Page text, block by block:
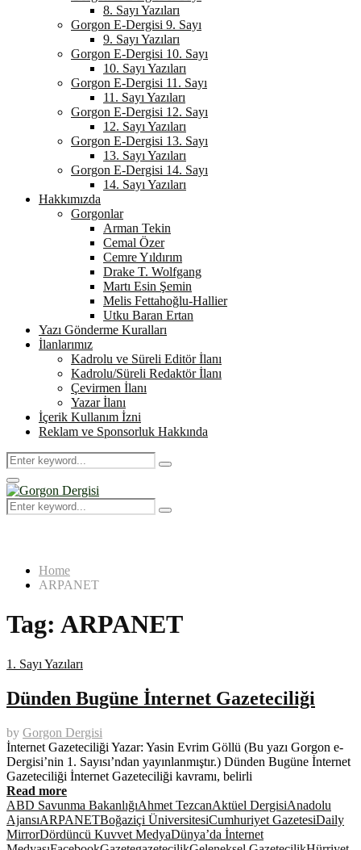
8. Sayı Yazıları
Gorgon E-Dergisi 9. Sayı
9. Sayı Yazıları
Gorgon E-Dergisi 10. Sayı
10. Sayı Yazıları
Gorgon E-Dergisi 11. Sayı
11. Sayı Yazıları
Gorgon E-Dergisi 12. Sayı
12. Sayı Yazıları
Gorgon E-Dergisi 13. Sayı
13. Sayı Yazıları
Gorgon E-Dergisi 14. Sayı
14. Sayı Yazıları
Hakkımızda
Gorgonlar
Arman Tekin
Cemal Özer
Cemre Yıldırım
Drake T. Wolfgang
Martı Esin Şemin
Melis Fettahoğlu-Hallier
Utku Baran Ertan
Yazı Gönderme Kuralları
İlanlarımız
Kadrolu ve Süreli Editör İlanı
Kadrolu/Süreli Redaktör İlanı
Çevirmen İlanı
Yazar İlanı
İçerik Kullanım İzni
Reklam ve Sponsorluk Hakkında
Search
for:
Search
Primary
Menu
Search
for:
Search
Home
ARPANET
Tag: ARPANET
1. Sayı Yazıları
Dünden Bugüne İnternet Gazeteciliği
by Gorgon Dergisi
İnternet Gazeteciliği Yazar: Yasin Evrim Göllü (Bu yazı Gorgon e-
Dergisi’nin 1. Sayısı’ndan yayınlanmıştır.) Dünden Bugüne İnternet
Gazeteciliği İnternet Gazeteciliği kavramı, belirli
Read more
ABD Savunma BakanlığıAhmet TezcanAktüel DergisiAnadolu
AjansıARPANETBoğaziçi ÜniversitesiCumhuriyet GazetesiDaily
MirrorDördüncü Kuvvet MedyaDünya’da İnternet